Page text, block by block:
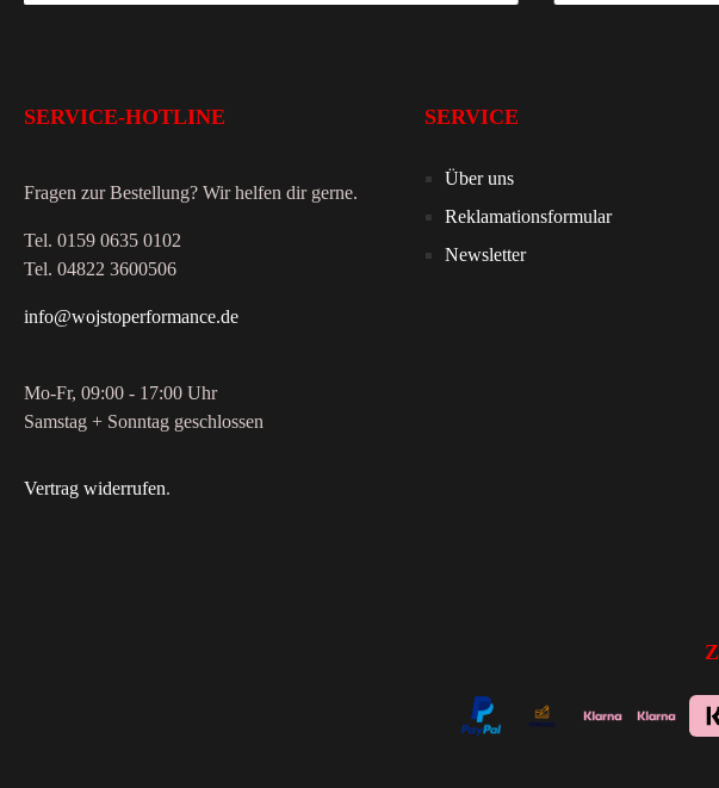
SERVICE-HOTLINE
Fragen zur Bestellung? Wir helfen dir gerne.
Tel. 0159 0635 0102
Tel. 04822 3600506
info@wojstoperformance.de
Mo-Fr, 09:00 - 17:00 Uhr
Samstag + Sonntag geschlossen
Vertrag widerrufen.
SERVICE
Über uns
Reklamationsformular
Newsletter